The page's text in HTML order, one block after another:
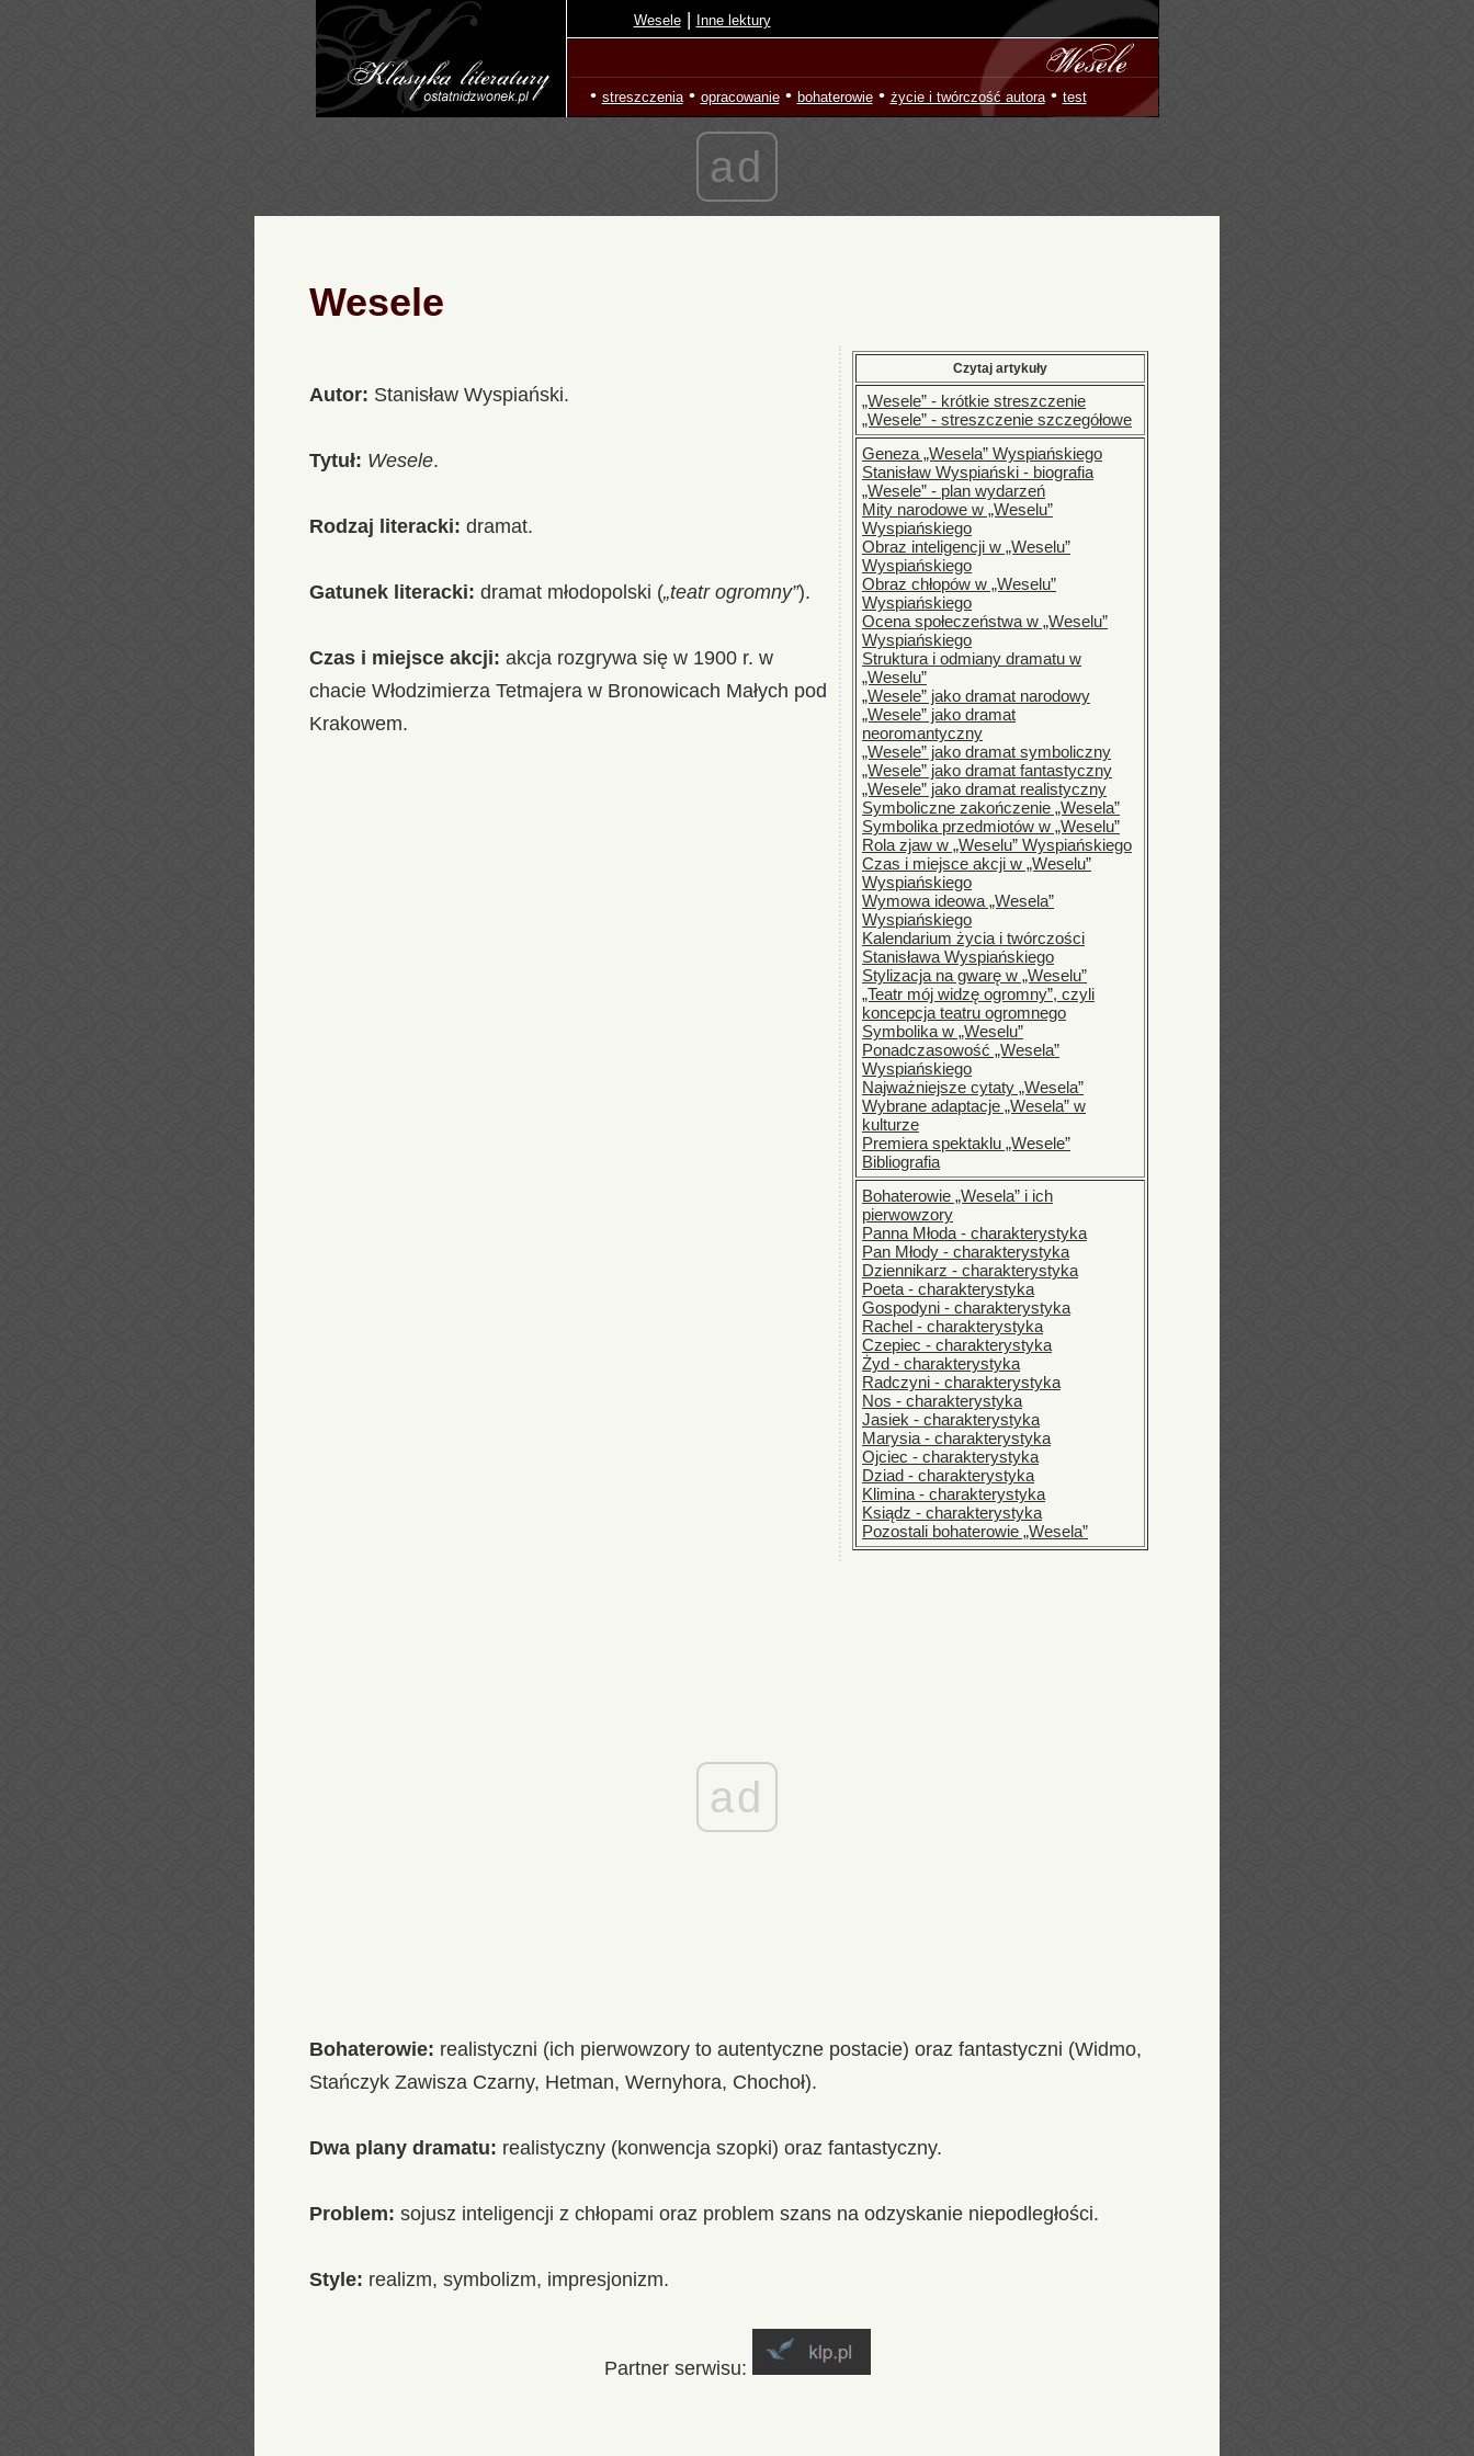
Wesele | Inne lektury
• streszczenia• opracowanie• bohaterowie• życie i twórczość autora• test
ad
Wesele
Czytaj artykuły
„Wesele” - krótkie streszczenie
„Wesele” - streszczenie szczegółowe
Geneza „Wesela” Wyspiańskiego
Stanisław Wyspiański - biografia
„Wesele” - plan wydarzeń
Mity narodowe w „Weselu”
Wyspiańskiego
Obraz inteligencji w „Weselu”
Wyspiańskiego
Obraz chłopów w „Weselu”
Wyspiańskiego
Ocena społeczeństwa w „Weselu”
Wyspiańskiego
Struktura i odmiany dramatu w
„Weselu”
„Wesele” jako dramat narodowy
„Wesele” jako dramat
neoromantyczny
„Wesele” jako dramat symboliczny
„Wesele” jako dramat fantastyczny
„Wesele” jako dramat realistyczny
Symboliczne zakończenie „Wesela”
Symbolika przedmiotów w „Weselu”
Rola zjaw w „Weselu” Wyspiańskiego
Czas i miejsce akcji w „Weselu”
Wyspiańskiego
Wymowa ideowa „Wesela”
Wyspiańskiego
Kalendarium życia i twórczości
Stanisława Wyspiańskiego
Stylizacja na gwarę w „Weselu”
„Teatr mój widzę ogromny”, czyli
koncepcja teatru ogromnego
Symbolika w „Weselu”
Ponadczasowość „Wesela”
Wyspiańskiego
Najważniejsze cytaty „Wesela”
Wybrane adaptacje „Wesela” w
kulturze
Premiera spektaklu „Wesele”
Bibliografia
Bohaterowie „Wesela” i ich
pierwowzory
Panna Młoda - charakterystyka
Pan Młody - charakterystyka
Dziennikarz - charakterystyka
Poeta - charakterystyka
Gospodyni - charakterystyka
Rachel - charakterystyka
Czepiec - charakterystyka
Żyd - charakterystyka
Radczyni - charakterystyka
Nos - charakterystyka
Jasiek - charakterystyka
Marysia - charakterystyka
Ojciec - charakterystyka
Dziad - charakterystyka
Klimina - charakterystyka
Ksiądz - charakterystyka
Pozostali bohaterowie „Wesela”
Autor: Stanisław Wyspiański.
Tytuł: Wesele.
Rodzaj literacki: dramat.
Gatunek literacki: dramat młodopolski („teatr ogromny”).
Czas i miejsce akcji: akcja rozgrywa się w 1900 r. w
chacie Włodzimierza Tetmajera w Bronowicach Małych pod
Krakowem.
ad
Bohaterowie: realistyczni (ich pierwowzory to autentyczne postacie) oraz fantastyczni (Widmo,
Stańczyk Zawisza Czarny, Hetman, Wernyhora, Chochoł).
Dwa plany dramatu: realistyczny (konwencja szopki) oraz fantastyczny.
Problem: sojusz inteligencji z chłopami oraz problem szans na odzyskanie niepodległości.
Style: realizm, symbolizm, impresjonizm.
Partner serwisu: